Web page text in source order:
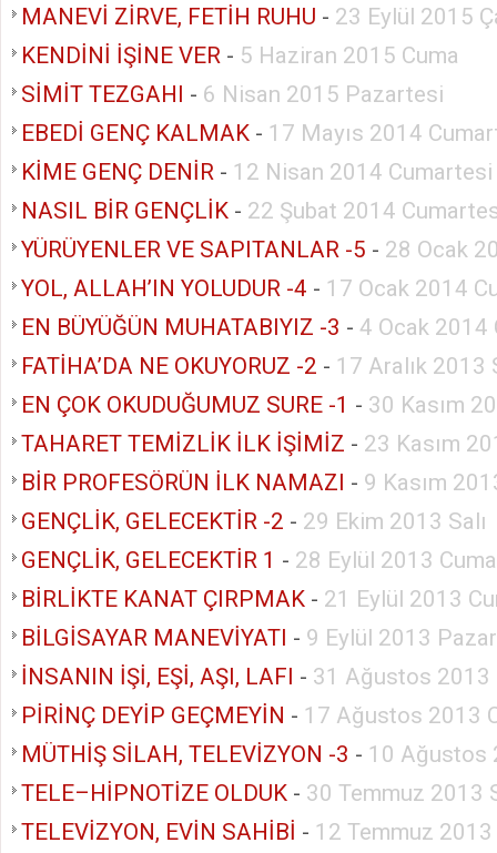
MANEVİ ZİRVE, FETİH RUHU - 23 Eylül 2015
KENDİNİ İŞİNE VER - 5 Haziran 2015 Cuma
SİMİT TEZGAHI - 6 Nisan 2015 Pazartesi
EBEDİ GENÇ KALMAK - 17 Mayıs 2014
KİME GENÇ DENİR - 12 Nisan 2014 Cumartesi
NASIL BİR GENÇLİK - 22 Şubat 2014
YÜRÜYENLER VE SAPITANLAR -5 - 28 Ocak
YOL, ALLAH’IN YOLUDUR -4 - 17 Ocak 2014
EN BÜYÜĞÜN MUHATABIYIZ -3 - 4 Ocak 2014
FATİHA’DA NE OKUYORUZ -2 - 17 Aralık 2013
EN ÇOK OKUDUĞUMUZ SURE -1 - 30 Kasım
TAHARET TEMİZLİK İLK İŞİMİZ - 23 Kasım
BİR PROFESÖRÜN İLK NAMAZI - 9 Kasım
GENÇLİK, GELECEKTİR -2 - 29 Ekim 2013 Salı
GENÇLİK, GELECEKTİR 1 - 28 Eylül 2013
BİRLİKTE KANAT ÇIRPMAK - 21 Eylül 2013
BİLGİSAYAR MANEVİYATI - 9 Eylül 2013
İNSANIN İŞİ, EŞİ, AŞI, LAFI - 31 Ağustos 2013
PİRİNÇ DEYİP GEÇMEYİN - 17 Ağustos 2013
MÜTHİŞ SİLAH, TELEVİZYON -3 - 10 Ağustos
TELE–HİPNOTİZE OLDUK - 30 Temmuz 2013
TELEVİZYON, EVİN SAHİBİ - 12 Temmuz 2013